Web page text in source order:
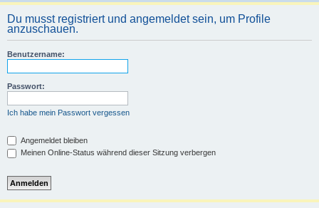
Du musst registriert und angemeldet sein, um Profile
anzuschauen.
Benutzername:
Passwort:
Ich habe mein Passwort vergessen
Angemeldet bleiben
Meinen Online-Status während dieser Sitzung verbergen